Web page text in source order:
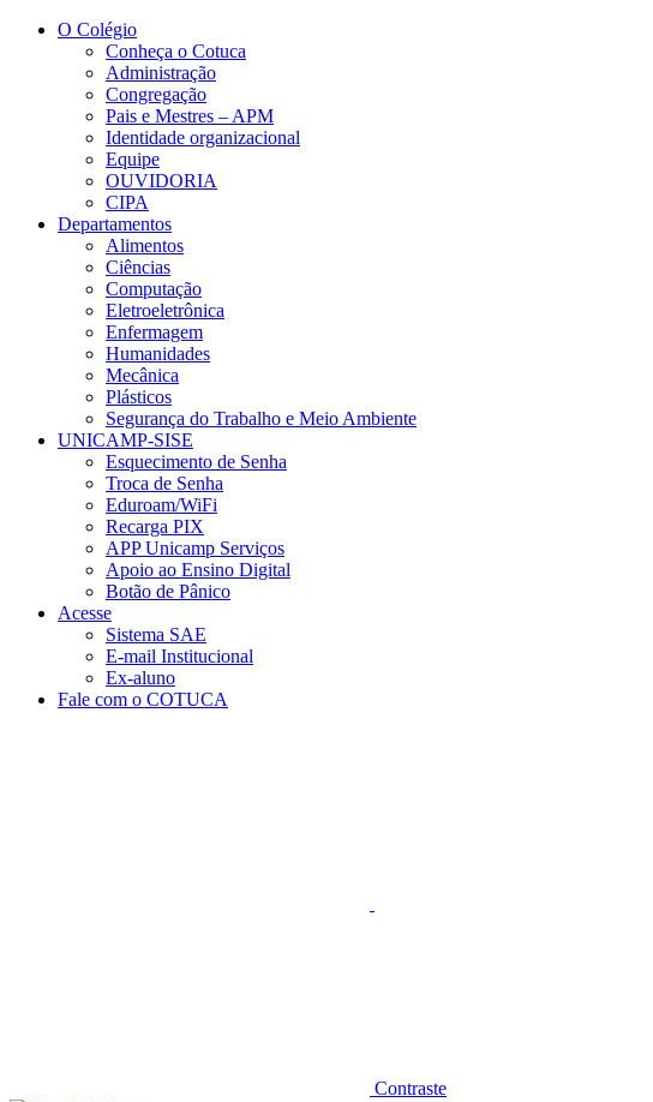
Conteúdo principal
O Colégio
Conheça o Cotuca
Administração
Congregação
Pais e Mestres – APM
Identidade organizacional
Equipe
OUVIDORIA
CIPA
Departamentos
Alimentos
Ciências
Computação
Eletroeletrônica
Enfermagem
Humanidades
Mecânica
Plásticos
Segurança do Trabalho e Meio Ambiente
UNICAMP-SISE
Esquecimento de Senha
Troca de Senha
Eduroam/WiFi
Recarga PIX
APP Unicamp Serviços
Apoio ao Ensino Digital
Botão de Pânico
Acesse
Sistema SAE
E-mail Institucional
Ex-aluno
Fale com o COTUCA
Contraste